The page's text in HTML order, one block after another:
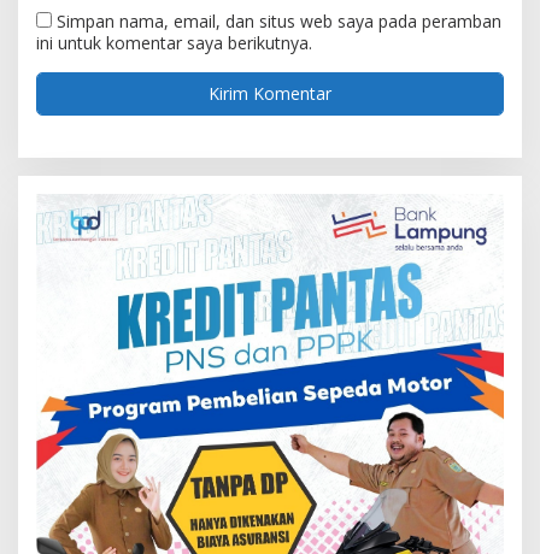
Simpan nama, email, dan situs web saya pada peramban
ini untuk komentar saya berikutnya.